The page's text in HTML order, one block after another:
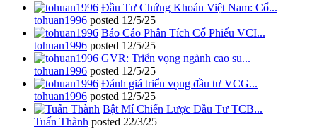
Đầu Tư Chứng Khoán Việt Nam: Cổ...
tohuan1996 posted 12/5/25
Báo Cáo Phân Tích Cổ Phiếu VCI...
tohuan1996 posted 12/5/25
GVR: Triển vọng ngành cao su...
tohuan1996 posted 12/5/25
Đánh giá triển vọng đầu tư VCG...
tohuan1996 posted 12/5/25
Bật Mí Chiến Lược Đầu Tư TCB...
Tuấn Thành posted 22/3/25